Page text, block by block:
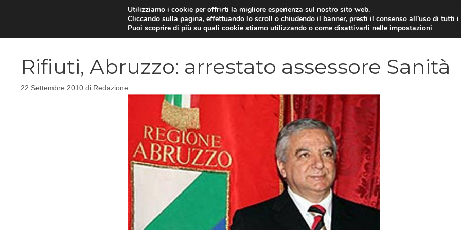
YUAN COIN GOSSIP NEWS DAL
Rifiuti, Abruzzo: arrestato assessore Sanità
22 Settembre 2010 di Redazione
Utilizziamo i cookie per offrirti la migliore esperienza sul nostro sito web.
Cliccando sulla pagina, effettuando lo scroll o chiudendo il banner, presti il consenso all’uso di tutti i
Puoi scoprire di più su quali cookie stiamo utilizzando o come disattivarli nelleimpostazioni